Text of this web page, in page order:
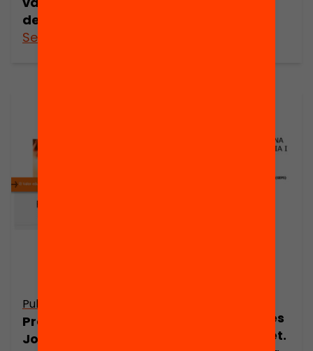
de comunicar
See more
Publicació
Presentació:
Josep M. de
Presentació: Les
escoles magnet.